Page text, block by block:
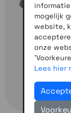
mogelijk
website,
onze
Lees hier